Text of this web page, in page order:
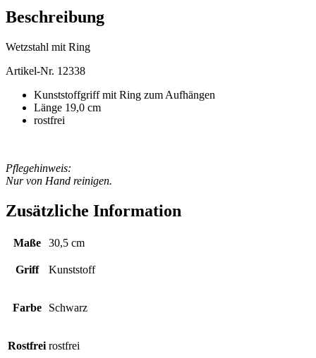
Beschreibung
Wetzstahl mit Ring
Artikel-Nr. 12338
Kunststoffgriff mit Ring zum Aufhängen
Länge 19,0 cm
rostfrei
Pflegehinweis:
Nur von Hand reinigen.
Zusätzliche Information
Maße 30,5 cm
Griff Kunststoff
Farbe Schwarz
Rostfrei rostfrei